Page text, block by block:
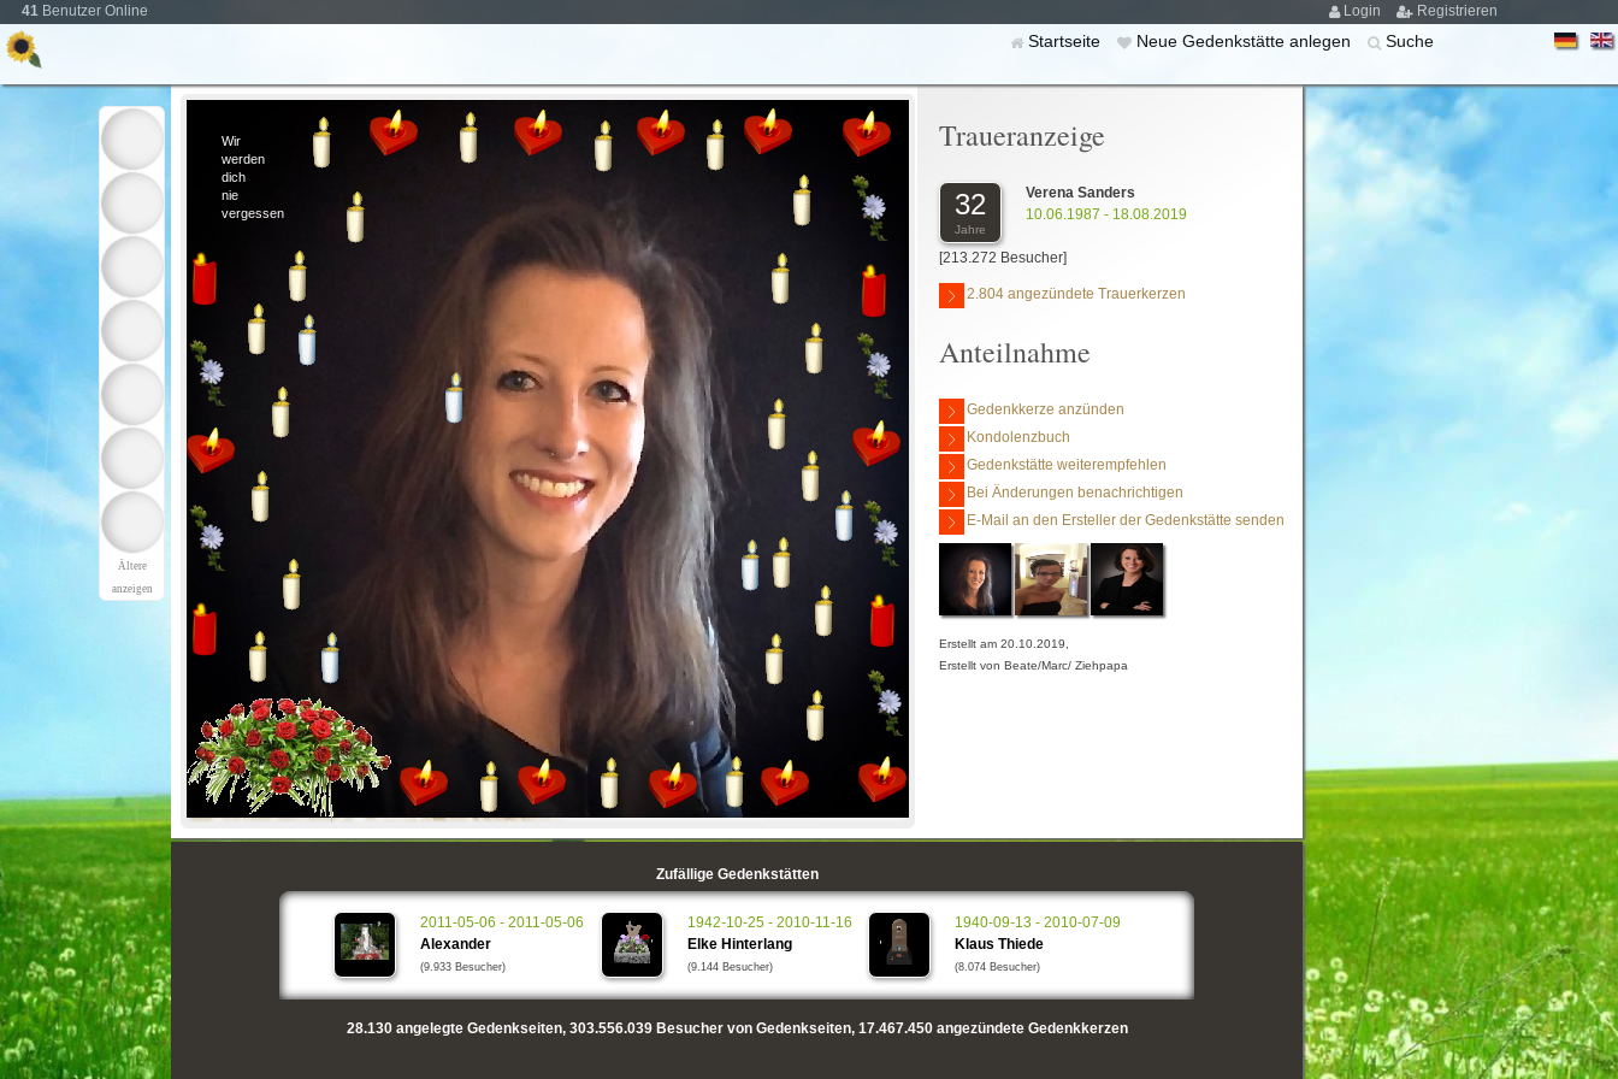
41 Benutzer Online Login Registrieren
Startseite Neue Gedenkstätte anlegen Suche
Ältere
anzeigen
Wir
werden
dich
nie
vergessen
Traueranzeige
32
Jahre
Verena Sanders
10.06.1987 - 18.08.2019
[213.272 Besucher]
2.804 angezündete Trauerkerzen
Anteilnahme
Gedenkkerze anzünden
Kondolenzbuch
Gedenkstätte weiterempfehlen
Bei Änderungen benachrichtigen
E-Mail an den Ersteller der Gedenkstätte senden
Erstellt am 20.10.2019,
Erstellt von Beate/Marc/ Ziehpapa
Zufällige Gedenkstätten
2011-05-06 - 2011-05-06
Alexander
(9.933 Besucher)
1942-10-25 - 2010-11-16
Elke Hinterlang
(9.144 Besucher)
1940-09-13 - 2010-07-09
Klaus Thiede
(8.074 Besucher)
28.130angelegte Gedenkseiten, 303.556.039Besucher von Gedenkseiten, 17.467.450angezündete Gedenkkerzen